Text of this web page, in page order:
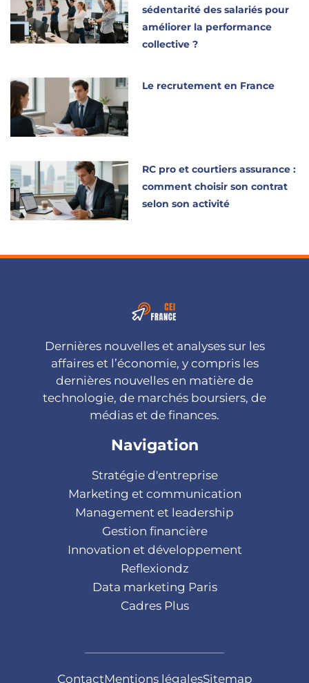
sédentarité des salariés pour
améliorer la performance
collective ?
Le recrutement en France
RC pro et courtiers assurance :
comment choisir son contrat
selon son activité
Dernières nouvelles et analyses sur les
affaires et l’économie, y compris les
dernières nouvelles en matière de
technologie, de marchés boursiers, de
médias et de finances.
Navigation
Stratégie d'entreprise
Marketing et communication
Management et leadership
Gestion financière
Innovation et développement
Reflexiondz
Data marketing Paris
Cadres Plus
ContactMentions légalesSitemap